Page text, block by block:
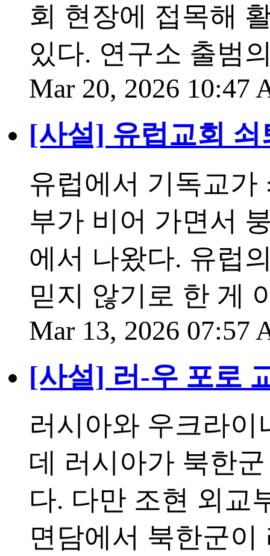
회 현장에 접목해
있다. 연구소 출범
Mar 20, 2026 10:47
[사설] 유럽교회
유럽에서 기독교가
부가 비어 가면서
에서 나왔다. 유럽
믿지 않기로 한 게
Mar 13, 2026 07:57
[사설] 러-우 포로
러시아와 우크라
데 러시아가 북한
다. 다만 조현 외교
면담에서 북한군